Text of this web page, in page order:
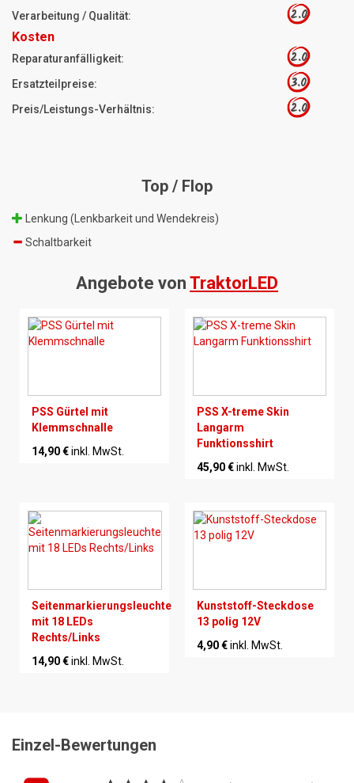
Verarbeitung / Qualität: 2.0
Kosten
Reparaturanfälligkeit: 2.0
Ersatzteilpreise: 3.0
Preis/Leistungs-Verhältnis: 2.0
Top / Flop
Lenkung (Lenkbarkeit und Wendekreis)
Schaltbarkeit
Angebote von TraktorLED
PSS Gürtel mit
Klemmschnalle
14,90 €inkl. MwSt.
PSS X-treme Skin
Langarm
Funktionsshirt
45,90 €inkl. MwSt.
Seitenmarkierungsleuchte
mit 18 LEDs
Rechts/Links
14,90 €inkl. MwSt.
Kunststoff-Steckdose
13 polig 12V
4,90 €inkl. MwSt.
Einzel-Bewertungen